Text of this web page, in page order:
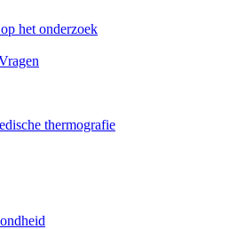
het onderzoek
thermografie